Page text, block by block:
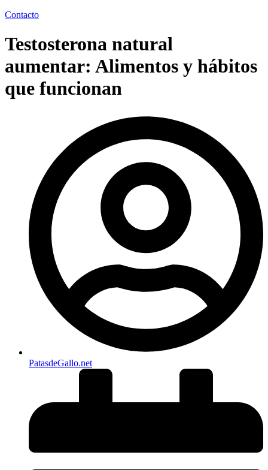
Contacto
Testosterona natural
aumentar: Alimentos y hábitos
que funcionan
PatasdeGallo .net